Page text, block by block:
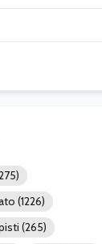
(1226)
(265)